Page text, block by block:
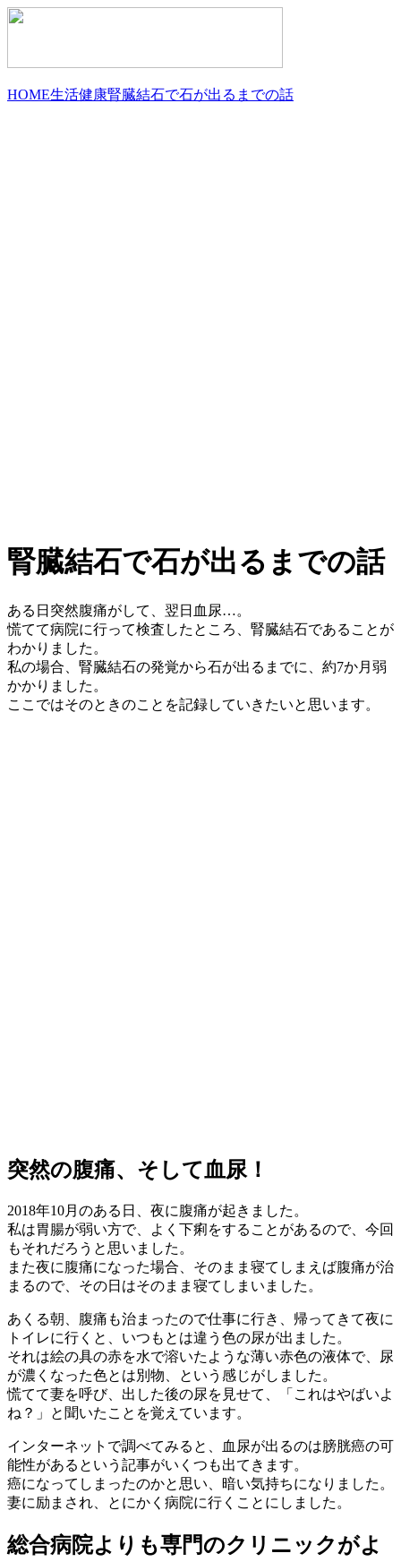
HOME生活健康腎臓結石で石が出るまでの話
腎臓結石で石が出るまでの話
ある日突然腹痛がして、翌日血尿…。
慌てて病院に行って検査したところ、腎臓結石であることが
わかりました。
私の場合、腎臓結石の発覚から石が出るまでに、約7か月弱
かかりました。
ここではそのときのことを記録していきたいと思います。
突然の腹痛、そして血尿！
2018年10月のある日、夜に腹痛が起きました。
私は胃腸が弱い方で、よく下痢をすることがあるので、今回
もそれだろうと思いました。
また夜に腹痛になった場合、そのまま寝てしまえば腹痛が治
まるので、その日はそのまま寝てしまいました。
あくる朝、腹痛も治まったので仕事に行き、帰ってきて夜に
トイレに行くと、いつもとは違う色の尿が出ました。
それは絵の具の赤を水で溶いたような薄い赤色の液体で、尿
が濃くなった色とは別物、という感じがしました。
慌てて妻を呼び、出した後の尿を見せて、「これはやばいよ
ね？」と聞いたことを覚えています。
インターネットで調べてみると、血尿が出るのは膀胱癌の可
能性があるという記事がいくつも出てきます。
癌になってしまったのかと思い、暗い気持ちになりました。
妻に励まされ、とにかく病院に行くことにしました。
総合病院よりも専門のクリニックがよ